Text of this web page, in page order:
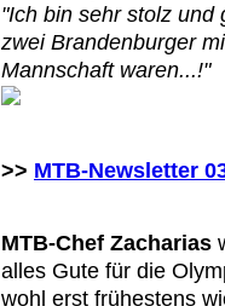
"Ich bin sehr stolz und
zwei Brandenburger
Mannschaft waren...!"
>> MTB-Newsletter
MTB-Chef Zacharias
alles Gute für die
wohl erst frühestens